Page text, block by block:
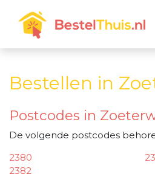
Bestellen in
Postcodes in
De volgende postcodes
2380
2382